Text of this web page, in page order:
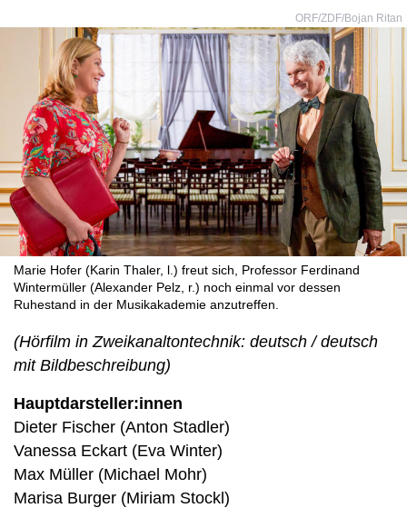
ORF/ZDF/Bojan Ritan
Marie Hofer (Karin Thaler, l.) freut sich, Professor Ferdinand
Wintermüller (Alexander Pelz, r.) noch einmal vor dessen
Ruhestand in der Musikakademie anzutreffen.
(Hörfilm in Zweikanaltontechnik: deutsch / deutsch
mit Bildbeschreibung)
Hauptdarsteller:innen
Dieter Fischer (Anton Stadler)
Vanessa Eckart (Eva Winter)
Max Müller (Michael Mohr)
Marisa Burger (Miriam Stockl)